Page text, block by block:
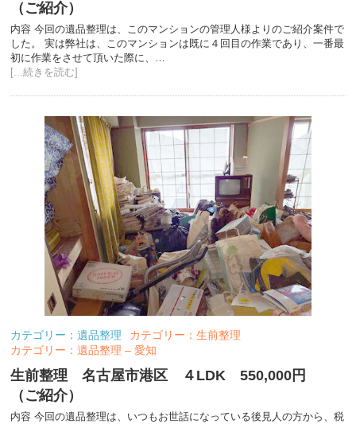
（ご紹介）
内容 今回の遺品整理は、このマンションの管理人様よりのご紹介案件で
した。 実は弊社は、このマンションは既に４回目の作業であり、一番最
初に作業をさせて頂いた際に、…
[...続きを読む]
カテゴリー：遺品整理
カテゴリー：生前整理
カテゴリー：遺品整理 – 愛知
生前整理 名古屋市港区 ４LDK 550,000円
（ご紹介）
内容 今回の遺品整理は、いつもお世話になっている後見人の方から、税